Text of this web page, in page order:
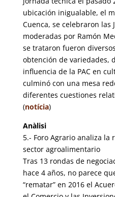
ubicación inigualable, el
Cuenca, se celebraron las
moderadas por Ramón
se trataron fueron
obtención de variedades,
influencia de la PAC en
culminó con una mesa
diferentes cuestiones
(notícia)
Anàlisi
5.- Foro Agrario analiza la
sector agroalimentario
Tras 13 rondas de
hace 4 años, no parece
“rematar” en 2016 el